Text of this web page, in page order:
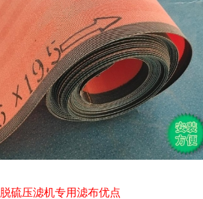
脱硫压滤机专用滤布优点